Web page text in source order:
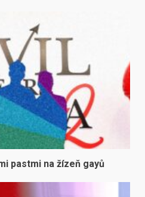
pastmi na žízeň gayů